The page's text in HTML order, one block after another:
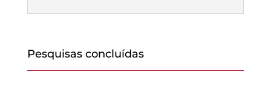
Pesquisas concluídas